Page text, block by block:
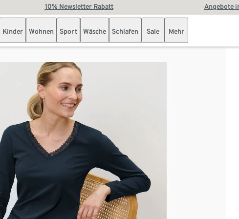
10% Newsletter Rabatt Angebote
Kinder Wohnen Sport Wäsche Schlafen Sale Mehr